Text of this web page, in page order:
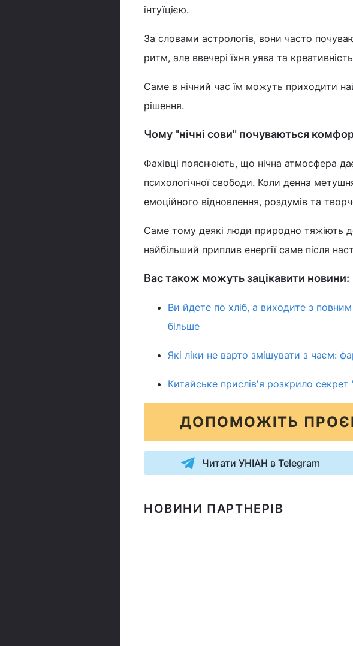
інтуїцією.
За словами астрологів, вони часто
ритм, але ввечері їхня уява та
Саме в нічний час їм можуть приходити
рішення.
Чому "нічні сови" почуваються
Фахівці пояснюють, що нічна атмосфера
психологічної свободи. Коли денна
емоційного відновлення, роздумів та
Саме тому деякі люди природно тяжіють
найбільший приплив енергії саме після
Вас також можуть зацікавити новини:
Ви йдете по хліб, а виходите з
більше
Які ліки не варто змішувати з чаєм:
Китайське прислівʼя розкрило
ДОПОМОЖІТЬ
Читати УНІАН в Telegram
НОВИНИ ПАРТНЕРІВ